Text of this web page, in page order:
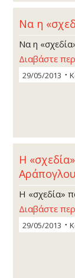
Να η
Να η
Διαβάστε
29/05/2013
Η
Αράπογλου
Η «σχεδία»
Διαβάστε
29/05/2013